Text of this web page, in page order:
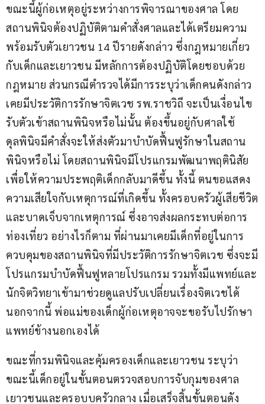
ขณะนี้ผู้ก่อเหตุอยู่ระหว่างการพิจารณาของศาล โดย
สถานพินิจต้องปฏิบัติตามคำสั่งศาลและได้เตรียมความ
พร้อมรับตัวเยาวชน 14 ปีรายดังกล่าว ซึ่งกฎหมายเกี่ยว
กับเด็กและเยาวชน มีหลักการต้องปฏิบัติโดยชอบด้วย
กฎหมาย ส่วนกรณีตำรวจได้มีการระบุว่าเด็กคนดังกล่าว
เคยมีประวัติการรักษาจิตเวช รพ.ราชวิถี จะเป็นเงื่อนไข
รับตัวเข้าสถานพินิจหรือไม่นั้น ต้องขึ้นอยู่กับศาลใช้
ดุลพินิจมีคำสั่งจะให้ส่งตัวมาบำบัดฟื้นฟูรักษาในสถาน
พินิจหรือไม่ โดยสถานพินิจมีโปรแกรมพัฒนาพฤตินิสัย
เพื่อให้ความประพฤติเด็กกลับมาดีขึ้น ทั้งนี้ ตนขอแสดง
ความเสียใจกับเหตุการณ์ที่เกิดขึ้น ทั้งครอบครัวผู้เสียชีวิต
และบาดเจ็บจากเหตุการณ์ ซึ่งอาจส่งผลกระทบต่อการ
ท่องเที่ยว อย่างไรก็ตาม ที่ผ่านมาเคยมีเด็กที่อยู่ในการ
ควบคุมของสถานพินิจที่มีประวัติการรักษาจิตเวช ซึ่งจะมี
โปรแกรมบำบัดฟื้นฟูหลายโปรแกรม รวมทั้งมีแพทย์และ
นักจิตวิทยาเข้ามาช่วยดูแลปรับเปลี่ยนเรื่องจิตเวชได้
นอกจากนี้ พ่อแม่ของเด็กผู้ก่อเหตุอาจจะขอรับไปรักษา
แพทย์ข้างนอกเองได้
ขณะที่กรมพินิจและคุ้มครองเด็กและเยาวชน ระบุว่า
ขณะนี้เด็กอยู่ในขั้นตอนตรวจสอบการจับกุมของศาล
เยาวชนและครอบบครัวกลาง เมื่อเสร็จสิ้นขั้นตอนดัง